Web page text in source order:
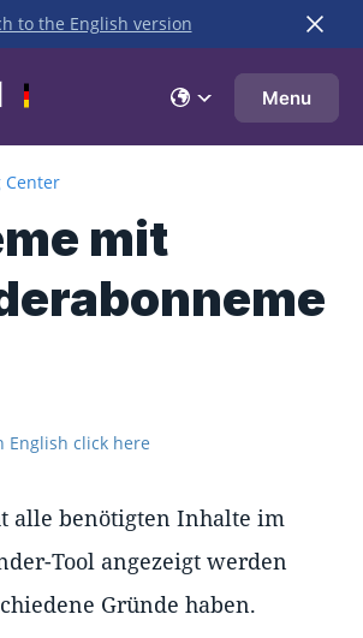
to the English version
Menu
Center
mit
English click here
alle benötigten Inhalte im
Tool angezeigt werden
Gründe haben.